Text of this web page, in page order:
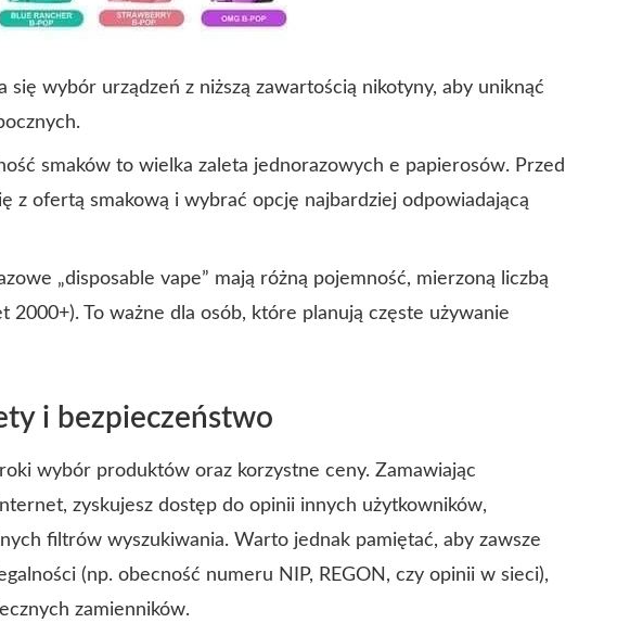
się wybór urządzeń z niższą zawartością nikotyny, aby uniknąć
smaków to wielka zaleta jednorazowych e papierosów. Przed
z ofertą smakową i wybrać opcję najbardziej odpowiadającą
„disposable vape” mają różną pojemność, mierzoną liczbą
2000+). To ważne dla osób, które planują częste używanie
i bezpieczeństwo
wybór produktów oraz korzystne ceny. Zamawiając
zyskujesz dostęp do opinii innych użytkowników,
filtrów wyszukiwania. Warto jednak pamiętać, aby zawsze
(np. obecność numeru NIP, REGON, czy opinii w sieci),
zamienników.